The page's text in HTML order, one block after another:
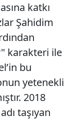
katkı
Şahidim
karakteri ile
bu
yetenekli
2018
taşıyan